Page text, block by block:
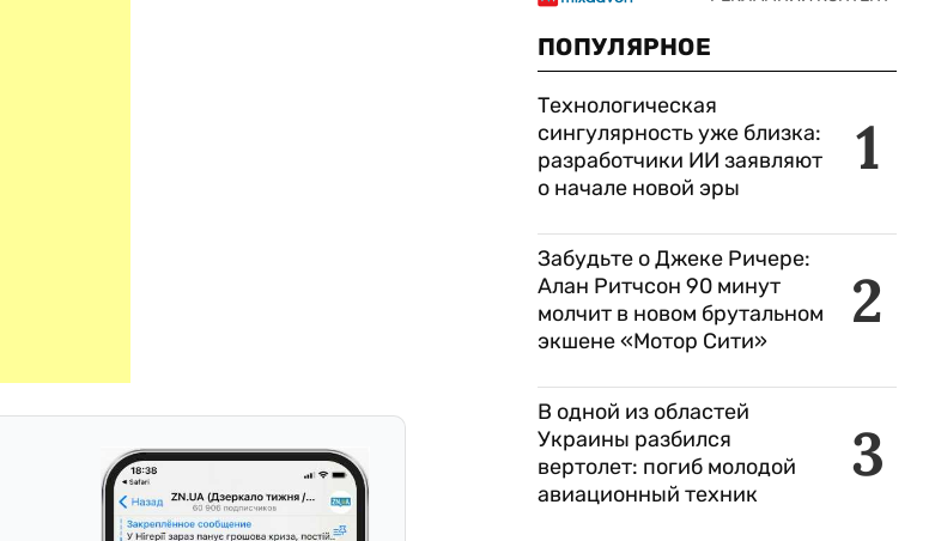
ПОПУЛЯРНОЕ
1
Технологическая
сингулярность уже близка:
разработчики ИИ заявляют
о начале новой эры
2
Забудьте о Джеке Ричере:
Алан Ритчсон 90 минут
молчит в новом брутальном
экшене «Мотор Сити»
3
В одной из областей
Украины разбился
вертолет: погиб молодой
авиационный техник